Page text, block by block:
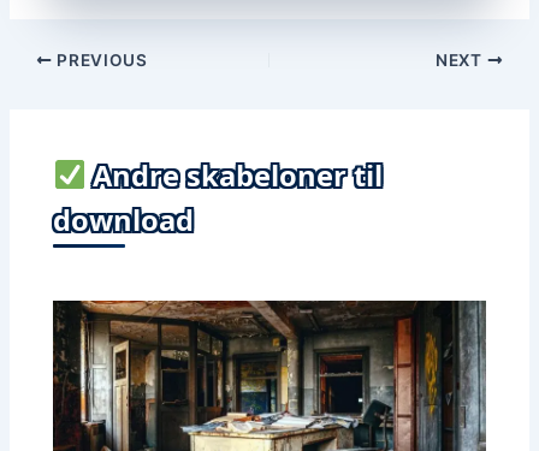
PREVIOUS NEXT
Andre skabeloner til
download